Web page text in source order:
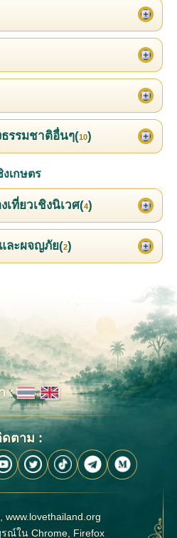
ธรรมชาติอื่นๆ(10)
งเกษตร
ที่ยวเชิงนิเวศ(4)
ละผจญภัย(2)
:
ตาม :
ณ์ใน Chrome, Firefox